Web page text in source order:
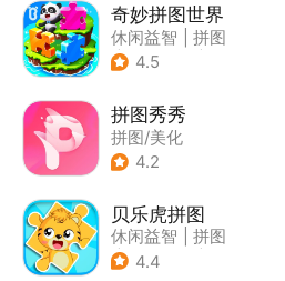
奇妙拼图世界
休闲益智
拼图
| 宝宝巴士
4.5
拼图秀秀
拼图/美化
4.2
贝乐虎拼图
休闲益智
拼图
| 学习教育
4.4